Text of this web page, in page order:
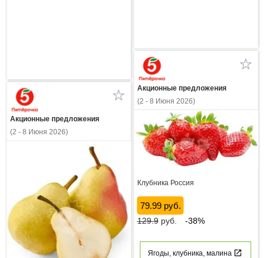
Акционные предложения
(2 - 8 Июня 2026)
Клубника Россия
79.99 руб.
129.9руб. -38%
Ягоды, клубника, малина
Акционные предложения
(2 - 8 Июня 2026)